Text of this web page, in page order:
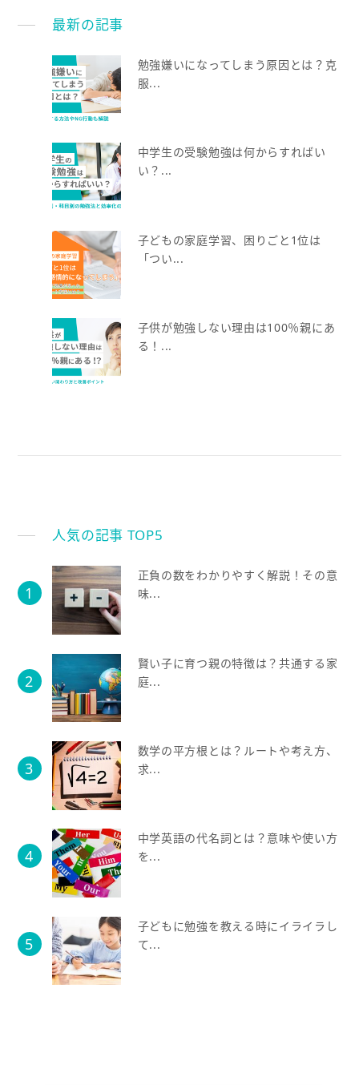
最新の記事
勉強嫌いになってしまう原因とは？克
服...
中学生の受験勉強は何からすればい
い？...
子どもの家庭学習、困りごと1位は
「つい...
子供が勉強しない理由は100％親にあ
る！...
人気の記事 TOP5
正負の数をわかりやすく解説！その意
味...
賢い子に育つ親の特徴は？共通する家
庭...
数学の平方根とは？ルートや考え方、
求...
中学英語の代名詞とは？意味や使い方
を...
子どもに勉強を教える時にイライラし
て...